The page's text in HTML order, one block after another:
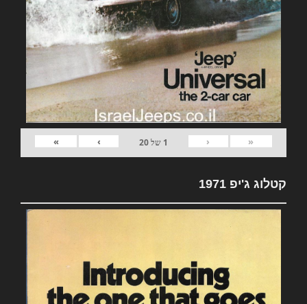
«
‹
1 של20
›
»
קטלוג ג'יפ 1971